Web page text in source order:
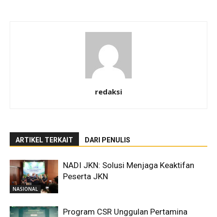
redaksi
ARTIKEL TERKAIT DARI PENULIS
NASIONAL
NADI JKN: Solusi Menjaga Keaktifan
Peserta JKN
Program CSR Unggulan Pertamina